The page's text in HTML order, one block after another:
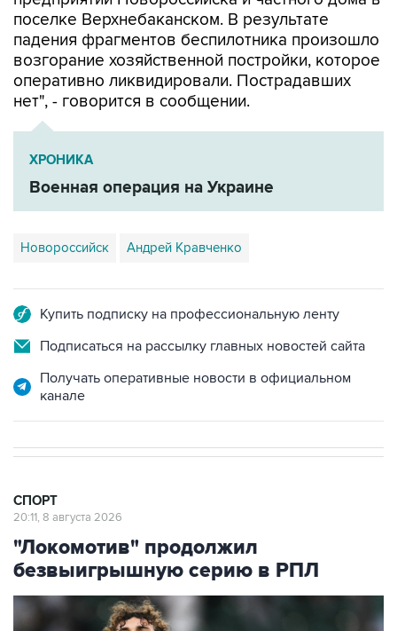
поселке Верхнебаканском. В результате
падения фрагментов беспилотника произошло
возгорание хозяйственной постройки, которое
оперативно ликвидировали. Пострадавших
нет", - говорится в сообщении.
ХРОНИКА
Военная операция на Украине
Новороссийск Андрей Кравченко
Купить подписку на профессиональную ленту
Подписаться на рассылку главных новостей сайта
Получать оперативные новости в официальном
канале
СПОРТ
20:11, 8 августа 2026
"Локомотив" продолжил
безвыигрышную серию в РПЛ